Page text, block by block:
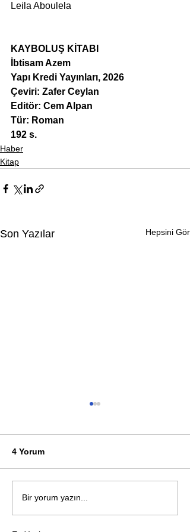
Leila Aboulela
KAYBOLUŞ KİTABI
İbtisam Azem
Yapı Kredi Yayınları, 2026
Çeviri: Zafer Ceylan
Editör: Cem Alpan
Tür: Roman
192 s.
Haber
Kitap
Son Yazılar Hepsini Gör
Zihnin derinliklerinden
4 Yorum
Bir yorum yazın...